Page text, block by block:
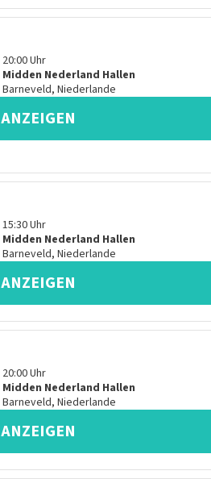
20:00Uhr
Midden Nederland Hallen
Barneveld, Niederlande
15:30Uhr
Midden Nederland Hallen
Barneveld, Niederlande
20:00Uhr
Midden Nederland Hallen
Barneveld, Niederlande